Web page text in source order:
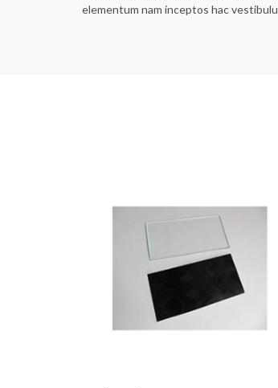
elementum nam inceptos hac